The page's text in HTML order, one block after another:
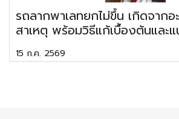
รถลากพาเลทยกไม่ขึ้น เกิดจากอ
สาเหตุ พร้อมวิธีแก้เบื้องต้นและ
15 ก.ค. 2569